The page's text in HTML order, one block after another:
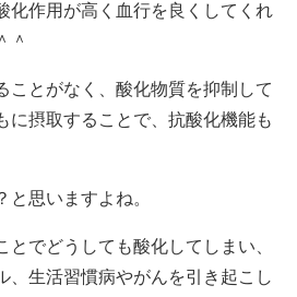
化作用が高く血行を良くしてくれ
＾
ことがなく、酸化物質を抑制して
に摂取することで、抗酸化機能も
と思いますよね。
でどうしても酸化してしまい、
、生活習慣病やがんを引き起こし